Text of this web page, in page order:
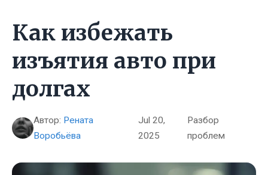
Как избежать
изъятия авто при
долгах
Автор: Рената
Воробьёва
Jul 20,
2025
Разбор
проблем